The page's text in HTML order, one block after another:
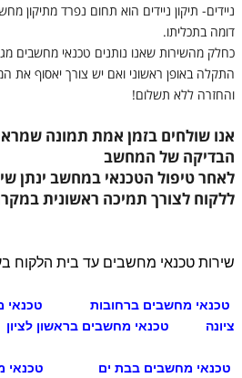
ניידים- תיקון ניידים הוא תחום נפרד מתיקון
דומה בתכליתו.
כחלק מהשירות שאנו נותנים טכנאי מחשבים
התקלה באופן ראשוני ואם יש צורך יאסוף את
והחזרה ללא תשלום!
אנו שולחים בזמן אמת תמונה
הבדיקה של המחשב
לאחר טיפול הטכנאי במחשב ינתן
ללקוח לצורך תמיכה ראשונית
שירות טכנאי מחשבים עד בית הלקוח
טכנאי מחשבים ברחובות
טכנאי
ציונה
טכנאי מחשבים בראשון לציון
טכנאי מחשבים בבת ים
טכנאי